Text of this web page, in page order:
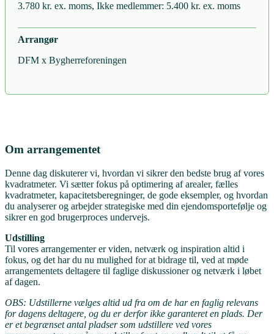
Om arrangementet
Denne dag diskuterer vi, hvordan vi sikrer den bedste brug af vores
kvadratmeter. Vi sætter fokus på optimering af arealer, fælles
kvadratmeter, kapacitetsberegninger, de gode eksempler, og hvordan
du analyserer og arbejder strategiske med din ejendomsportefølje og
sikrer en god brugerproces undervejs.
Udstilling
Til vores arrangementer er viden, netværk og inspiration altid i
fokus, og det har du nu mulighed for at bidrage til, ved at møde
arrangementets deltagere til faglige diskussioner og netværk i løbet
af dagen.
OBS: Udstillerne vælges altid ud fra om de har en faglig relevans
for dagens deltagere, og du er derfor ikke garanteret en plads. Der
er et begrænset antal pladser som udstillere ved vores
3.780 kr. ex. moms, Ikke medlemmer: 5.400 kr. ex. moms
Arrangør
DFM x Bygherreforeningen